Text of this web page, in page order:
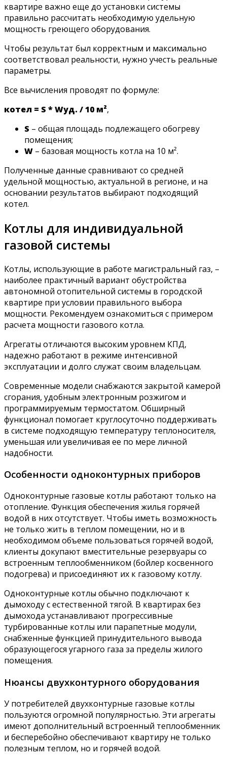
квартире важно еще до установки системы
правильно рассчитать необходимую удельную
мощность греющего оборудования.
Чтобы результат был корректным и максимально
соответствовал реальности, нужно учесть реальные
параметры.
Все вычисления проводят по формуле:
котел = S * Wуд. / 10 м²,
S – общая площадь подлежащего обогреву
помещения;
W – базовая мощность котла на 10 м².
Полученные данные сравнивают со средней
удельной мощностью, актуальной в регионе, и на
основании результатов выбирают подходящий
котел.
Котлы для индивидуальной
газовой системы
Котлы, использующие в работе магистральный газ, –
наиболее практичный вариант обустройства
автономной отопительной системы в городской
квартире при условии правильного выбора
мощности. Рекомендуем ознакомиться с примером
расчета мощности газового котла.
Агрегаты отличаются высоким уровнем КПД,
надежно работают в режиме интенсивной
эксплуатации и долго служат своим владельцам.
Современные модели снабжаются закрытой камерой
сгорания, удобным электронным розжигом и
программируемым термостатом. Обширный
функционал помогает круглосуточно поддерживать
в системе подходящую температуру теплоносителя,
уменьшая или увеличивая ее по мере личной
надобности.
Особенности одноконтурных приборов
Одноконтурные газовые котлы работают только на
отопление. Функция обеспечения жилья горячей
водой в них отсутствует. Чтобы иметь возможность
не только жить в теплом помещении, но и в
необходимом объеме пользоваться горячей водой,
клиенты докупают вместительные резервуары со
встроенным теплообменником (бойлер косвенного
подогрева) и присоединяют их к газовому котлу.
Одноконтурные котлы обычно подключают к
дымоходу с естественной тягой. В квартирах без
дымохода устанавливают прогрессивные
турбированные котлы или парапетные модули,
снабженные функцией принудительного вывода
образующегося угарного газа за пределы жилого
помещения.
Нюансы двухконтурного оборудования
У потребителей двухконтурные газовые котлы
пользуются огромной популярностью. Эти агрегаты
имеют дополнительный встроенный теплообменник
и бесперебойно обеспечивают квартиру не только
полезным теплом, но и горячей водой.